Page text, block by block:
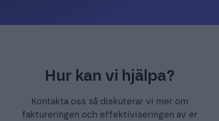
Hur kan vi hjälpa?
Kontakta oss så diskuterar vi mer om
faktureringen och effektiviseringen av er